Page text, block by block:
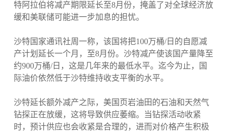
特阿拉伯将减产期限延长至8月份，掩盖了对全球经济放
缓和美联储可能进一步加息的担忧。
沙特国家通讯社周一称，该国将把100万桶/日的自愿减
产计划延长一个月，至8月份。沙特减产使该国产量降至
约900万桶/日，这是几年来的最低水平。迄今为止，国
际油价依然低于沙特维持收支平衡的水平。
沙特延长额外减产之际，美国页岩油田的石油和天然气
钻探正在放缓，这将导致供应萎缩。当钻探活动收紧
时，预计供应也会收紧是合理的，进而对价格产生积极